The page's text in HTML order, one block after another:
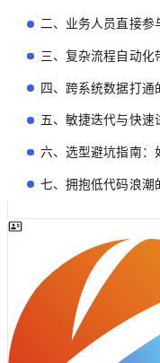
二、业务人员直接参
三、复杂流程自动化
四、跨系统数据打通
五、敏捷迭代与快速
六、选型避坑指南：
七、拥抱低代码浪潮